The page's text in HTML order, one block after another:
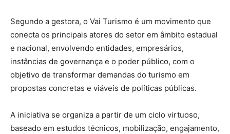
Segundo a gestora, o Vai Turismo é um movimento que
conecta os principais atores do setor em âmbito estadual
e nacional, envolvendo entidades, empresários,
instâncias de governança e o poder público, com o
objetivo de transformar demandas do turismo em
propostas concretas e viáveis de políticas públicas.
A iniciativa se organiza a partir de um ciclo virtuoso,
baseado em estudos técnicos, mobilização, engajamento,